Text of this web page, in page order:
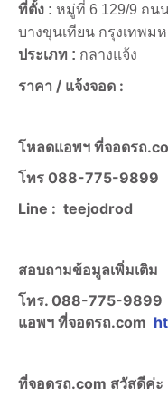
ที่ตั้ง : หมู่ที่ 6 129/9 ถน
บางขุนเทียน กรุงเทพม
ประเภท : กลางแจ้ง
ราคา / แจ้งจอด :
โหลดแอพฯ ที่จอดรถ
โทร 088-775-9899
Line : teejodrod
สอบถามข้อมูลเพิ่มเติม
โทร. 088-775-9899
แอพฯ ที่จอดรถ.com
ที่จอดรถ.com สวัสดีค่ะ